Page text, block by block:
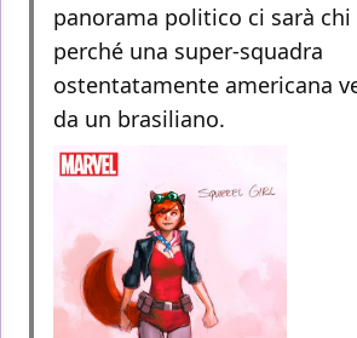
panorama politico ci sarà chi
perché una super-squadra
ostentatamente americana
da un brasiliano.